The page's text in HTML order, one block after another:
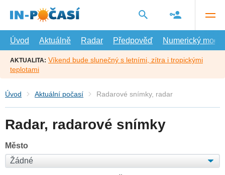
hlavní
Úvod
Aktuálně Radar Předpověď Numerický model
AKTUALITA: Víkend bude slunečný s letními, zítra i tropickými
teplotami
Úvod Aktuální počasí Radarové snímky, radar
Radar, radarové snímky
Město